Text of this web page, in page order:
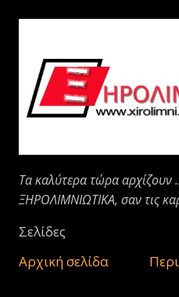
Μετάβαση στο
Τα καλύτερα τώρα αρχίζουν
ΞΗΡΟΛΙΜΝΙΩΤΙΚΑ, σαν τις
Σελίδες
Αρχική σελίδα